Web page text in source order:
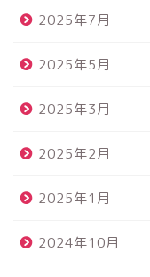
2025年7月
2025年5月
2025年3月
2025年2月
2025年1月
2024年10月